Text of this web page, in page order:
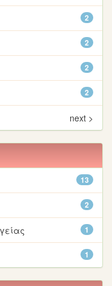
2
2
2
2
next >
13
2
1
1